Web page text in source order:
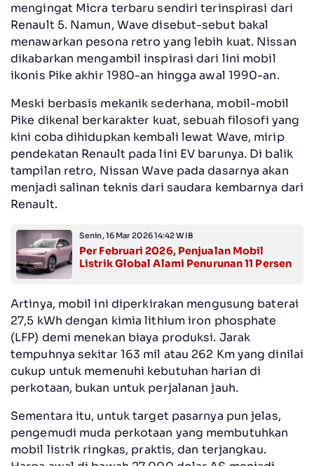
mengingat Micra terbaru sendiri terinspirasi dari
Renault 5. Namun, Wave disebut-sebut bakal
menawarkan pesona retro yang lebih kuat. Nissan
dikabarkan mengambil inspirasi dari lini mobil
ikonis Pike akhir 1980-an hingga awal 1990-an.
Meski berbasis mekanik sederhana, mobil-mobil
Pike dikenal berkarakter kuat, sebuah filosofi yang
kini coba dihidupkan kembali lewat Wave, mirip
pendekatan Renault pada lini EV barunya. Di balik
tampilan retro, Nissan Wave pada dasarnya akan
menjadi salinan teknis dari saudara kembarnya dari
Renault.
Senin, 16 Mar 2026 14:42 WIB
Per Februari 2026, Penjualan Mobil
Listrik Global Alami Penurunan 11 Persen
Artinya, mobil ini diperkirakan mengusung baterai
27,5 kWh dengan kimia lithium iron phosphate
(LFP) demi menekan biaya produksi. Jarak
tempuhnya sekitar 163 mil atau 262 Km yang dinilai
cukup untuk memenuhi kebutuhan harian di
perkotaan, bukan untuk perjalanan jauh.
Sementara itu, untuk target pasarnya pun jelas,
pengemudi muda perkotaan yang membutuhkan
mobil listrik ringkas, praktis, dan terjangkau.